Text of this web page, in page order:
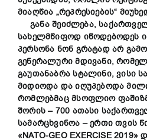
მიაღწია „რეპრესიების“
განა შეიძლება,
სახელმწიფოდ იწოდებოდეს
პერსონა ნონ გრატად არ
გენერალური მდივანი,
გაუთანაბრა სტალინი, ვისი
მიდიოდა და იღუპებოდა
რომლებმაც მსოფლიო
შორის – 700 ათასი
სამარცხვინოა – ერთი თვის
«NATO-GEO EXERCISE 2019»